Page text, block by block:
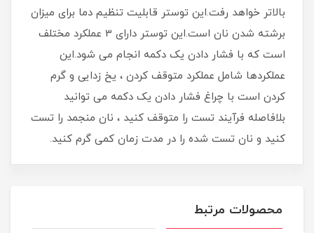
بالاتر خواهد رفت.این توستر قابلیت تنظیم دما برای میزان
برشته شدن نان است.این توستر دارای 3 عملکرد مختلف
است که با فشار دادن یک دکمه انجام می شود.این
عملکردها شامل عملکرد متوقف کردن ، یخ زدایی و گرم
کردن است با چراغ فشار دادن یک دکمه می توانید
بلافاصله فرآیند تست را متوقف کنید ، نان منجمد را تست
کنید و نان تست شده را در مدت زمان کمی گرم کنید.
محصولات مرتبط